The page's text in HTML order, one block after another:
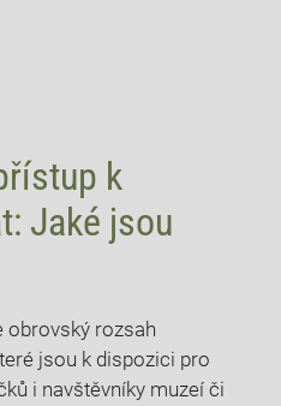
k
Jaké jsou
obrovský rozsah
jsou ​k⁢ dispozici pro
i navštěvníky muzeí či